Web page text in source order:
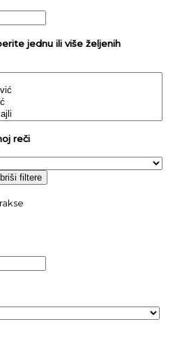
jednu ili više željenih
reči